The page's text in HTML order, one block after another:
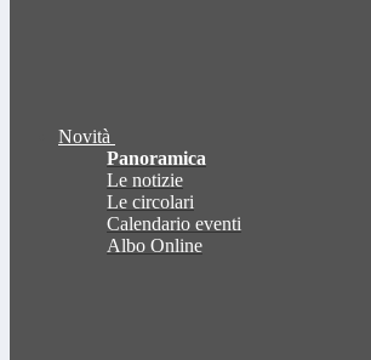
Novità
Panoramica
Le notizie
Le circolari
Calendario eventi
Albo Online